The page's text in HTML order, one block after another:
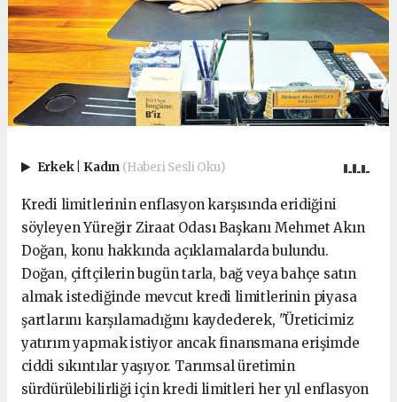
Erkek Kadın (Haberi Sesli Oku)
Kredi limitlerinin enflasyon karşısında eridiğini
söyleyen Yüreğir Ziraat Odası Başkanı Mehmet Akın
Doğan, konu hakkında açıklamalarda bulundu.
Doğan, çiftçilerin bugün tarla, bağ veya bahçe satın
almak istediğinde mevcut kredi limitlerinin piyasa
şartlarını karşılamadığını kaydederek, "Üreticimiz
yatırım yapmak istiyor ancak finansmana erişimde
ciddi sıkıntılar yaşıyor. Tarımsal üretimin
sürdürülebilirliği için kredi limitleri her yıl enflasyon